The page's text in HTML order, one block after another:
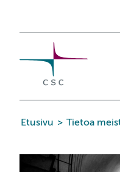
Etusivu > Tietoa